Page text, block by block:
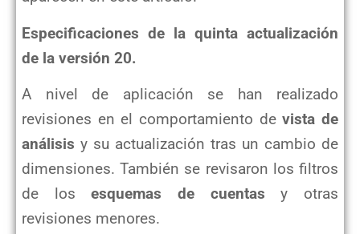
Especificaciones de la quinta actualización
de la versión 20.
A nivel de aplicación se han realizado
revisiones en el comportamiento devista de
análisis y su actualización tras un cambio de
dimensiones. También se revisaron los filtros
de losesquemas de cuentas y otras
revisiones menores.